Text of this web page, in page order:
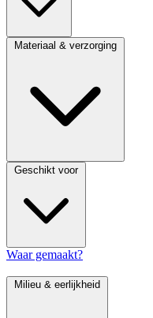
Materiaal & verzorging
Geschikt voor
Waar gemaakt?
Milieu & eerlijkheid